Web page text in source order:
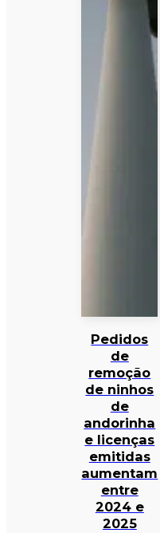
Pedidos
de
remoção
de ninhos
de
andorinha
e licenças
emitidas
aumentam
entre
2024 e
2025